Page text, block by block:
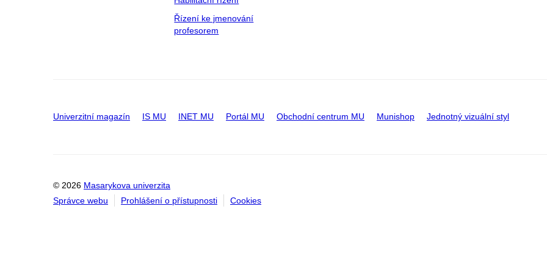
Řízení ke jmenování
profesorem
Univerzitní magazín IS MU INET MU Portál MU Obchodní centrum MU Munishop Jednotný vizuální styl
© 2026 Masarykova univerzita
Správce webu
Prohlášení o přístupnosti Cookies